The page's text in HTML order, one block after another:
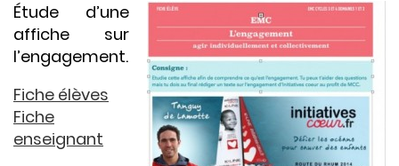
Étude d’une
affiche sur
l’engagement.
Fiche élèves
Fiche
enseignant